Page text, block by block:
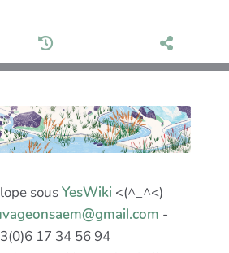
sousYesWiki <(^_^<)
-
17 34 56 94